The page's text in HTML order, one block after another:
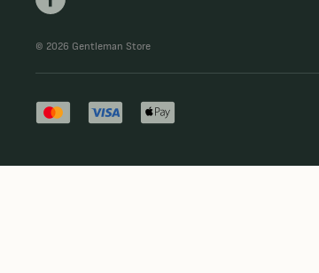
© 2026 Gentleman Store